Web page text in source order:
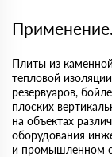
Применение.
Плиты из
тепловой
резервуаров,
плоских
на объектах
оборудования
и промышленном